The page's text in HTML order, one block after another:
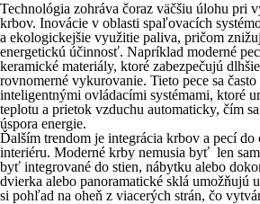
Technológia zohráva čoraz väčšiu úlohu pri
krbov. Inovácie v oblasti spaľovacích
a ekologickejšie využitie paliva, pričom
energetickú účinnosť. Napríklad moderné
keramické materiály, ktoré zabezpečujú
rovnomerné vykurovanie. Tieto pece sa
inteligentnými ovládacími systémami, ktoré
teplotu a prietok vzduchu automaticky, čím
úspora energie.
Ďalším trendom je integrácia krbov a pecí do
interiéru. Moderné krby nemusia byť len
byť integrované do stien, nábytku alebo
dvierka alebo panoramatické sklá umožňujú
si pohľad na oheň z viacerých strán, čo